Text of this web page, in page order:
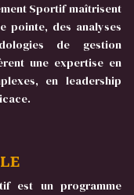
Sportif maîtrisent
pointe, des analyses
de gestion
une expertise en
en leadership
est un programme